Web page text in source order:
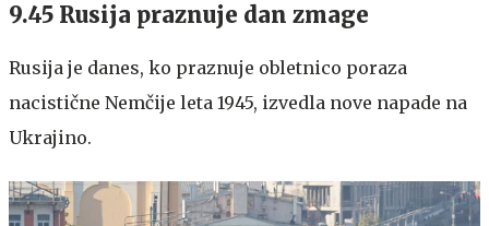
9.45 Rusija praznuje dan zmage
Rusija je danes, ko praznuje obletnico poraza
nacistične Nemčije leta 1945, izvedla nove napade na
Ukrajino.